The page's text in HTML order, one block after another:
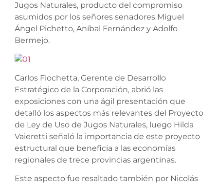
Jugos Naturales, producto del compromiso
asumidos por los señores senadores Miguel
Ángel Pichetto, Aníbal Fernández y Adolfo
Bermejo.
Carlos Fiochetta, Gerente de Desarrollo
Estratégico de la Corporación, abrió las
exposiciones con una ágil presentación que
detalló los aspectos más relevantes del Proyecto
de Ley de Uso de Jugos Naturales, luego Hilda
Vaieretti señaló la importancia de este proyecto
estructural que beneficia a las economías
regionales de trece provincias argentinas.
Este aspecto fue resaltado también por Nicolás